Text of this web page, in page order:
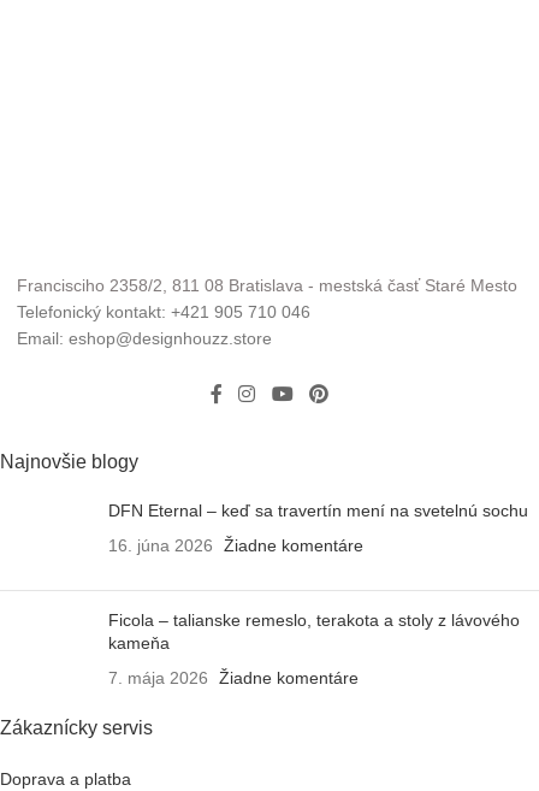
Francisciho 2358/2, 811 08 Bratislava - mestská časť Staré Mesto
Telefonický kontakt: +421 905 710 046
Email: eshop@designhouzz.store
Najnovšie blogy
DFN Eternal – keď sa travertín mení na svetelnú sochu
16. júna 2026
Žiadne komentáre
Ficola – talianske remeslo, terakota a stoly z lávového
kameňa
7. mája 2026
Žiadne komentáre
Zákaznícky servis
Doprava a platba